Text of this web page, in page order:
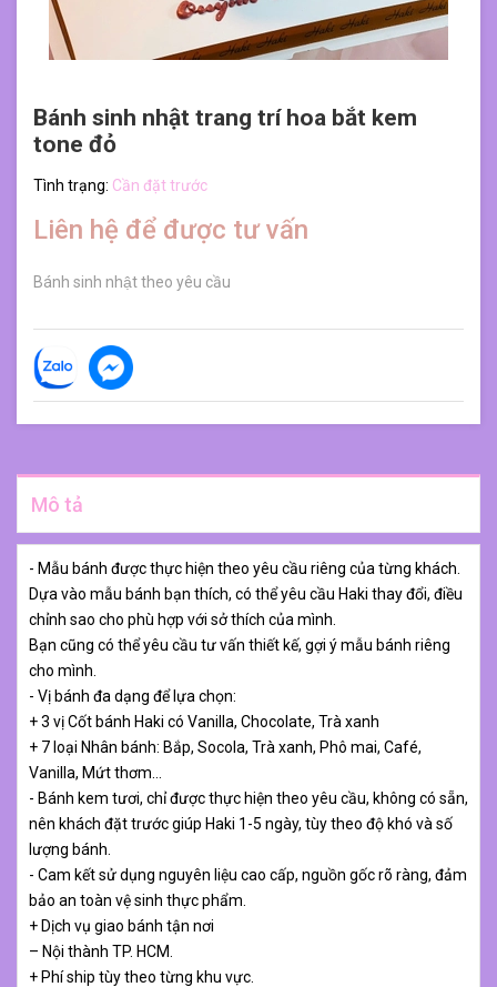
Bánh sinh nhật trang trí hoa bắt kem
tone đỏ
Tình trạng: Cần đặt trước
Liên hệ để được tư vấn
Bánh sinh nhật theo yêu cầu
Mô tả
- Mẫu bánh được thực hiện theo yêu cầu riêng của từng khách.
Dựa vào mẫu bánh bạn thích, có thể yêu cầu Haki thay đổi, điều
chỉnh sao cho phù hợp với sở thích của mình.
Bạn cũng có thể yêu cầu tư vấn thiết kế, gợi ý mẫu bánh riêng
cho mình.
- Vị bánh đa dạng để lựa chọn:
+ 3 vị Cốt bánh Haki có Vanilla, Chocolate, Trà xanh
+ 7 loại Nhân bánh: Bắp, Socola, Trà xanh, Phô mai, Café,
Vanilla, Mứt thơm…
- Bánh kem tươi, chỉ được thực hiện theo yêu cầu, không có sẵn,
nên khách đặt trước giúp Haki 1-5 ngày, tùy theo độ khó và số
lượng bánh.
- Cam kết sử dụng nguyên liệu cao cấp, nguồn gốc rõ ràng, đảm
bảo an toàn vệ sinh thực phẩm.
+ Dịch vụ giao bánh tận nơi
– Nội thành TP. HCM.
+ Phí ship tùy theo từng khu vực.